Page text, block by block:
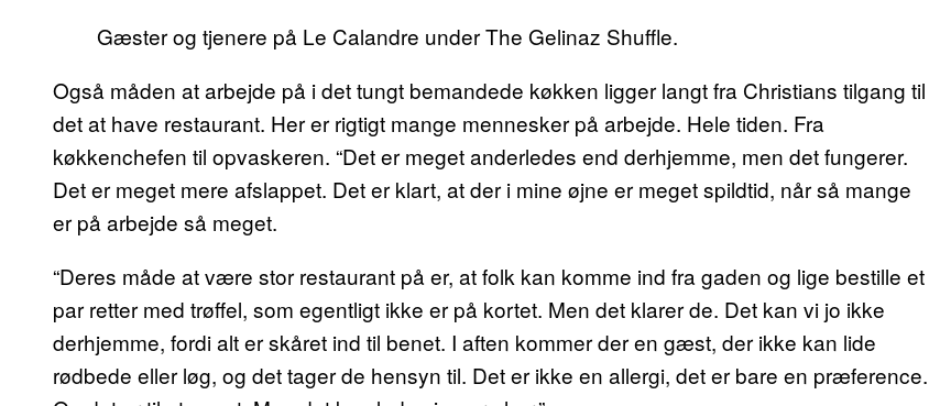
Gæster og tjenere på Le Calandre under The Gelinaz Shuffle.
Også måden at arbejde på i det tungt bemandede køkken ligger langt fra Christians tilgang til
det at have restaurant. Her er rigtigt mange mennesker på arbejde. Hele tiden. Fra
køkkenchefen til opvaskeren. “Det er meget anderledes end derhjemme, men det fungerer.
Det er meget mere afslappet. Det er klart, at der i mine øjne er meget spildtid, når så mange
er på arbejde så meget.
“Deres måde at være stor restaurant på er, at folk kan komme ind fra gaden og lige bestille et
par retter med trøffel, som egentligt ikke er på kortet. Men det klarer de. Det kan vi jo ikke
derhjemme, fordi alt er skåret ind til benet. I aften kommer der en gæst, der ikke kan lide
rødbede eller løg, og det tager de hensyn til. Det er ikke en allergi, det er bare en præference.